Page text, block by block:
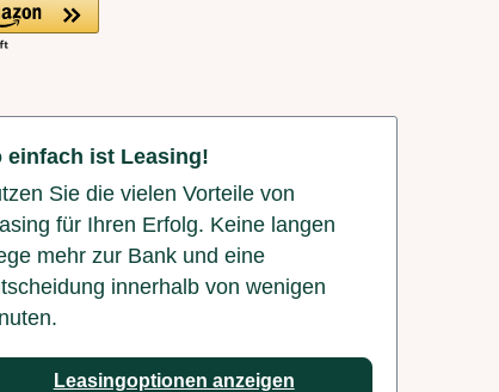
einfach ist Leasing!
Sie die vielen Vorteile von
für Ihren Erfolg. Keine langen
mehr zur Bank und eine
innerhalb von wenigen
Leasingoptionen anzeigen